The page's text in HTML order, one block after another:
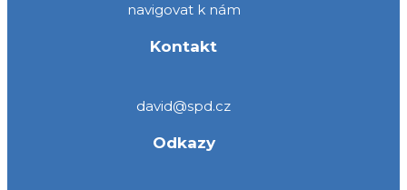
navigovat k nám
Kontakt
david@spd.cz
Odkazy